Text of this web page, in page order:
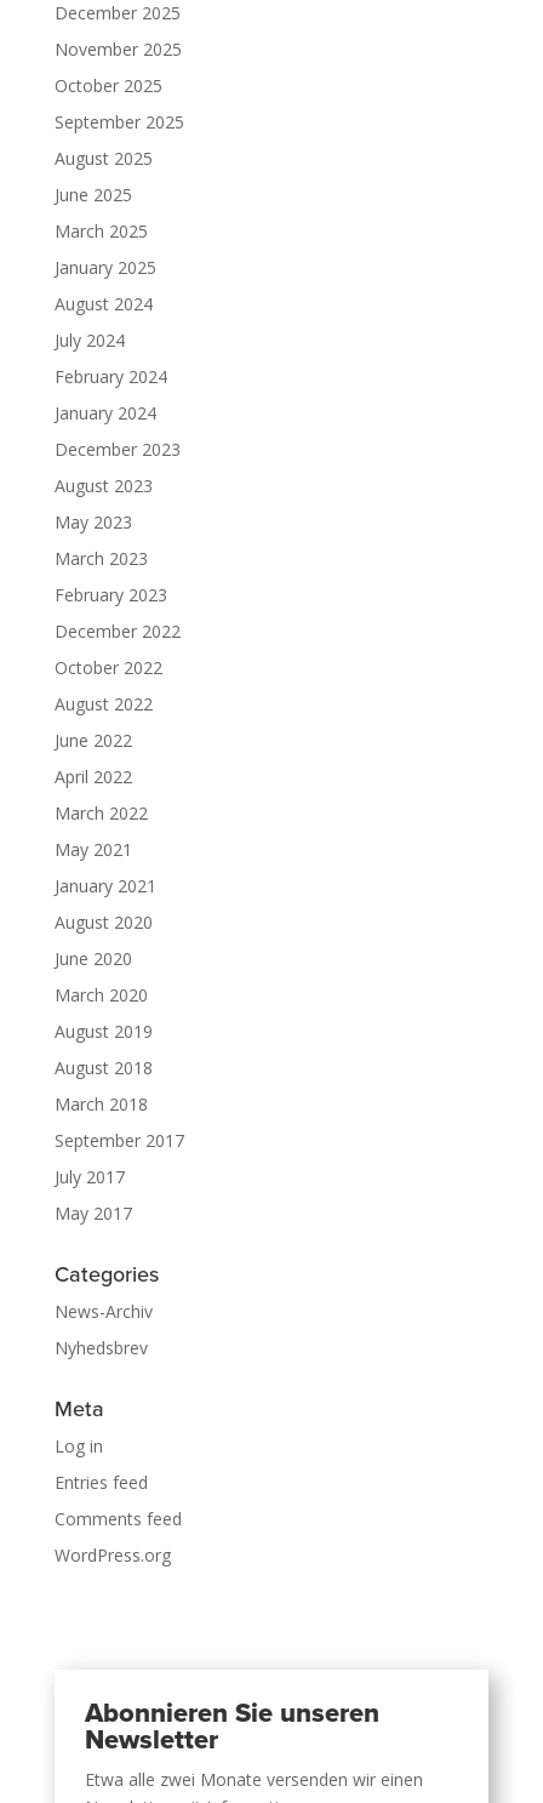
December 2025
November 2025
October 2025
September 2025
August 2025
June 2025
March 2025
January 2025
August 2024
July 2024
February 2024
January 2024
December 2023
August 2023
May 2023
March 2023
February 2023
December 2022
October 2022
August 2022
June 2022
April 2022
March 2022
May 2021
January 2021
August 2020
June 2020
March 2020
August 2019
August 2018
March 2018
September 2017
July 2017
May 2017
Categories
News-Archiv
Nyhedsbrev
Meta
Log in
Entries feed
Comments feed
WordPress.org
Abonnieren Sie unseren
Newsletter
Etwa alle zwei Monate versenden wir einen